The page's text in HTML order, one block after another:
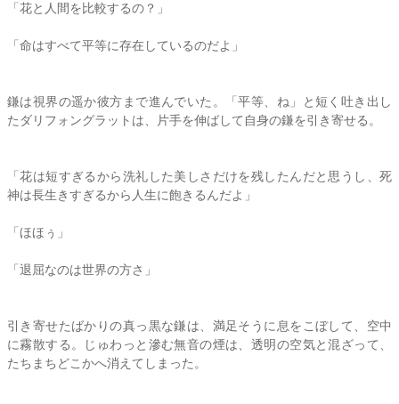
「花と人間を比較するの？」
「命はすべて平等に存在しているのだよ」
鎌は視界の遥か彼方まで進んでいた。「平等、ね」と短く吐き出し
たダリフォングラットは、片手を伸ばして自身の鎌を引き寄せる。
「花は短すぎるから洗礼した美しさだけを残したんだと思うし、死
神は長生きすぎるから人生に飽きるんだよ」
「ほほぅ」
「退屈なのは世界の方さ」
引き寄せたばかりの真っ黒な鎌は、満足そうに息をこぼして、空中
に霧散する。じゅわっと滲む無音の煙は、透明の空気と混ざって、
たちまちどこかへ消えてしまった。